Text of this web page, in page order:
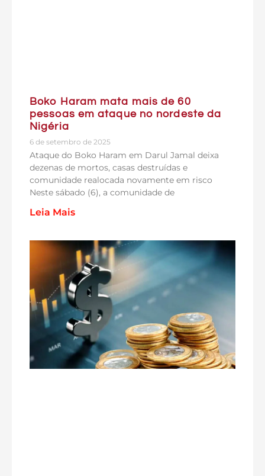
Boko Haram mata mais de 60
pessoas em ataque no nordeste da
Nigéria
6 de setembro de 2025
Ataque do Boko Haram em Darul Jamal deixa
dezenas de mortos, casas destruídas e
comunidade realocada novamente em risco
Neste sábado (6), a comunidade de
Leia Mais